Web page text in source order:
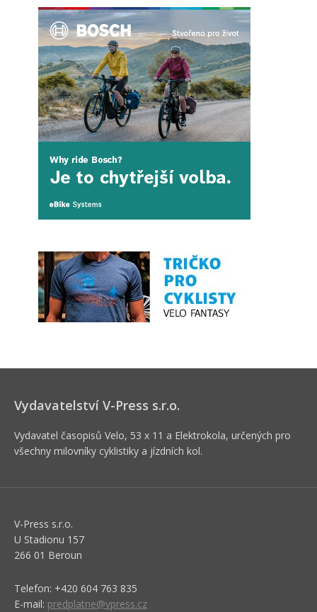
Vydavatelství V-Press s.r.o.
Vydavatel časopisů Velo, 53 x 11 a Elektrokola, určených pro
všechny milovníky cyklistiky a jízdních kol.
V-Press s.r.o.
U Stadionu 157
266 01 Beroun
Telefon: +420 604 763 835
E-mail: predplatne@vpress.cz